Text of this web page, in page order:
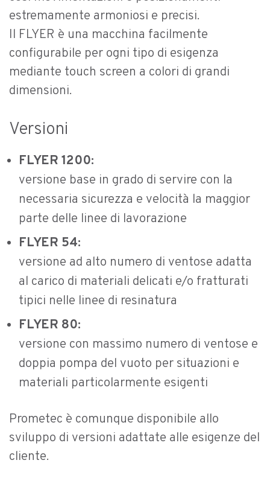
estremamente armoniosi e precisi.
Il FLYER è una macchina facilmente
configurabile per ogni tipo di esigenza
mediante touch screen a colori di grandi
dimensioni.
Versioni
FLYER 1200:
versione base in grado di servire con la
necessaria sicurezza e velocità la maggior
parte delle linee di lavorazione
FLYER 54:
versione ad alto numero di ventose adatta
al carico di materiali delicati e/o fratturati
tipici nelle linee di resinatura
FLYER 80:
versione con massimo numero di ventose e
doppia pompa del vuoto per situazioni e
materiali particolarmente esigenti
Prometec è comunque disponibile allo
sviluppo di versioni adattate alle esigenze del
cliente.